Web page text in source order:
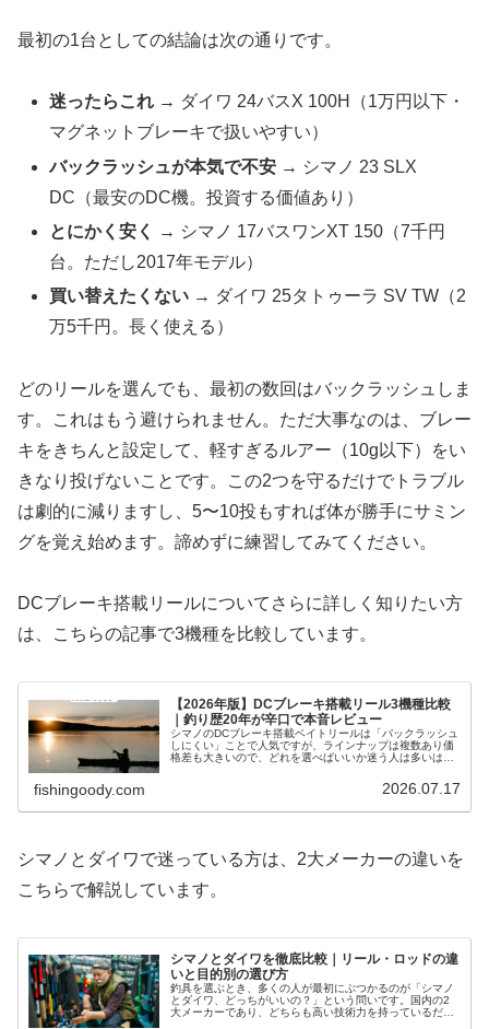
最初の1台としての結論は次の通りです。
迷ったらこれ → ダイワ 24バスX 100H（1万円以下・
マグネットブレーキで扱いやすい）
バックラッシュが本気で不安 → シマノ 23 SLX
DC（最安のDC機。投資する価値あり）
とにかく安く
→ シマノ 17バスワンXT 150（7千円
台。ただし2017年モデル）
買い替えたくない → ダイワ 25タトゥーラ SV TW（2
万5千円。長く使える）
どのリールを選んでも、最初の数回はバックラッシュしま
す。これはもう避けられません。ただ大事なのは、ブレー
キをきちんと設定して、軽すぎるルアー（10g以下）をい
きなり投げないことです。この2つを守るだけでトラブル
は劇的に減りますし、5〜10投もすれば体が勝手にサミン
グを覚え始めます。諦めずに練習してみてください。
DCブレーキ搭載リールについてさらに詳しく知りたい方
は、こちらの記事で3機種を比較しています。
【2026年版】DCブレーキ搭載リール3機種比較
｜釣り歴20年が辛口で本音レビュー
シマノのDCブレーキ搭載ベイトリールは「バックラッシュ
しにくい」ことで人気ですが、ラインナップは複数あり価
格差も大きいので、どれを選べばいいか迷う人は多いはず
fishingoody.com 2026.07.17
シマノとダイワで迷っている方は、2大メーカーの違いを
こちらで解説しています。
シマノとダイワを徹底比較｜リール・ロッドの違
いと目的別の選び方
釣具を選ぶとき、多くの人が最初にぶつかるのが「シマノ
とダイワ、どっちがいいの？」という問いです。国内の2
大メーカーであり、どちらも高い技術力を持っているだけ